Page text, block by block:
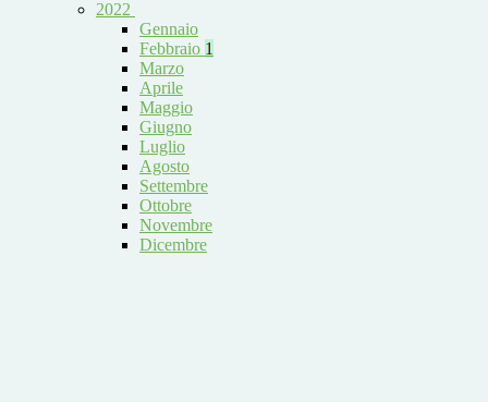
2022
Gennaio
Febbraio 1
Marzo
Aprile
Maggio
Giugno
Luglio
Agosto
Settembre
Ottobre
Novembre
Dicembre